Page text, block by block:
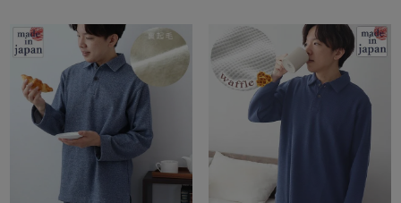
売れ筋ランキング
- Item Ranking -
- New Arrival -
すべての季節のパジャマ一覧はこちら
ガールズ前開
き
ガールズかぶ
り
ボーイズ長袖
ボーイズ半袖
ボーイズ前開
ボーイズかぶ